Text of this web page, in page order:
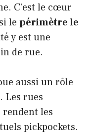
C’est le cœur
le périmètre le
y est une
de rue.
aussi un rôle
Les rues
les
pickpockets.